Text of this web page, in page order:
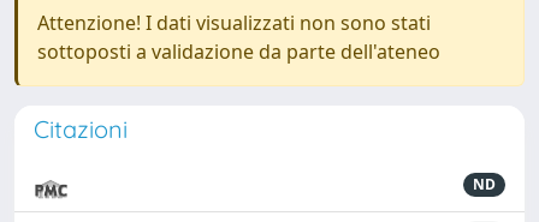
Attenzione! I dati visualizzati non sono stati
sottoposti a validazione da parte dell'ateneo
Citazioni
ND